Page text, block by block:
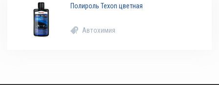
Полироль Texon цветная
Автохимия